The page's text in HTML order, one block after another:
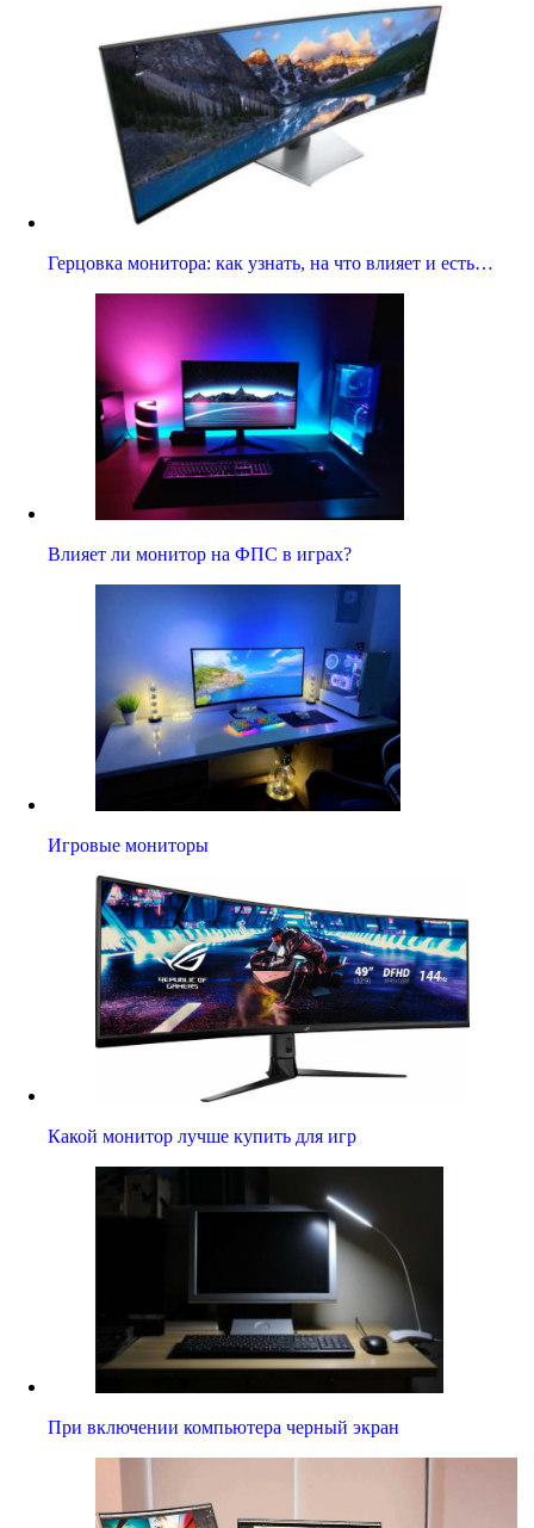
Герцовка монитора: как узнать, на что влияет и есть…
Влияет ли монитор на ФПС в играх?
Игровые мониторы
Какой монитор лучше купить для игр
При включении компьютера черный экран